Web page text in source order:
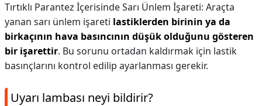
Tırtıklı Parantez İçerisinde Sarı Ünlem İşareti: Araçta
yanan sarı ünlem işareti lastiklerden birinin ya da
birkaçının hava basıncının düşük olduğunu gösteren
bir işarettir. Bu sorunu ortadan kaldırmak için lastik
basınçlarını kontrol edilip ayarlanması gerekir.
Uyarı lambası neyi bildirir?